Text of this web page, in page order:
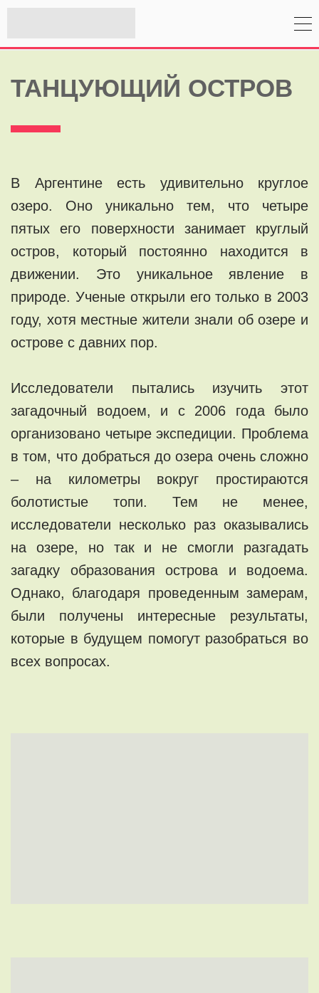
ТАНЦУЮЩИЙ ОСТРОВ
В Аргентине есть удивительно круглое
озеро. Оно уникально тем, что четыре
пятых его поверхности занимает круглый
остров, который постоянно находится в
движении. Это уникальное явление в
природе. Ученые открыли его только в 2003
году, хотя местные жители знали об озере и
острове с давних пор.
Исследователи пытались изучить этот
загадочный водоем, и с 2006 года было
организовано четыре экспедиции. Проблема
в том, что добраться до озера очень сложно
– на километры вокруг простираются
болотистые топи. Тем не менее,
исследователи несколько раз оказывались
на озере, но так и не смогли разгадать
загадку образования острова и водоема.
Однако, благодаря проведенным замерам,
были получены интересные результаты,
которые в будущем помогут разобраться во
всех вопросах.